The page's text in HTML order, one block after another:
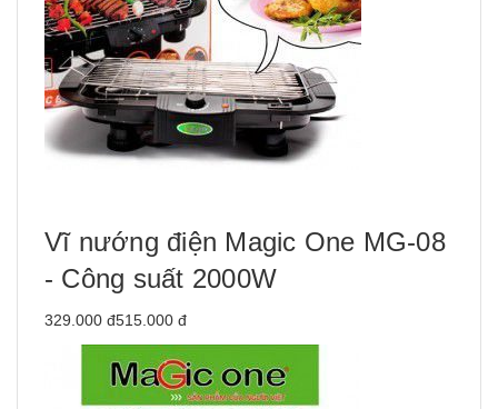
Vĩ nướng điện Magic One MG-08
- Công suất 2000W
329.000 đ515.000 đ